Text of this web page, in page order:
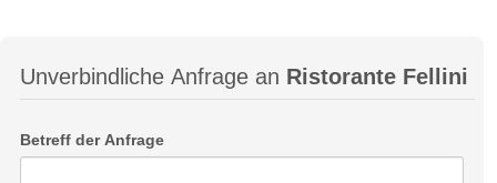
Unverbindliche Anfrage an Ristorante Fellini
Betreff der Anfrage